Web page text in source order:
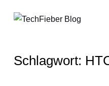
Schlagwort: